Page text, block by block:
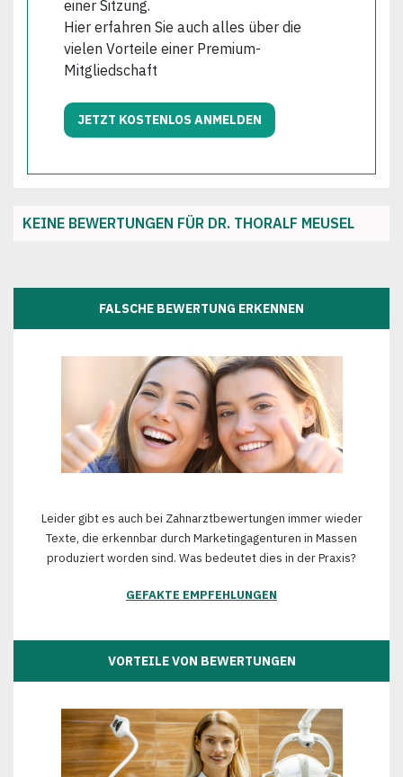
einer Sitzung.
Hier erfahren Sie auch alles über die
vielen Vorteile einer Premium-
Mitgliedschaft
JETZT KOSTENLOS ANMELDEN
KEINE BEWERTUNGEN FÜR DR. THORALF MEUSEL
FALSCHE BEWERTUNG ERKENNEN
Leider gibt es auch bei Zahnarztbewertungen immer wieder
Texte, die erkennbar durch Marketingagenturen in Massen
produziert worden sind. Was bedeutet dies in der Praxis?
GEFAKTE EMPFEHLUNGEN
VORTEILE VON BEWERTUNGEN